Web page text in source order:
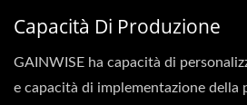
Capacità Di Produzione
GAINWISE ha capacità di
e capacità di implementazione della